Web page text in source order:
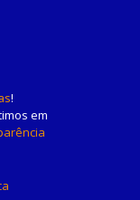
!
em